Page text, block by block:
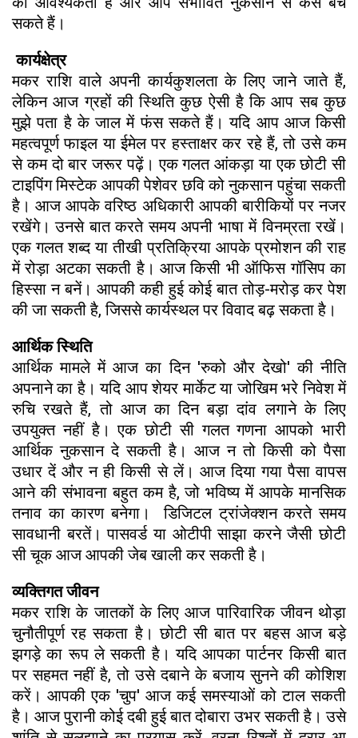
सकते हैं।
कार्यक्षेत्र
मकर राशि वाले अपनी कार्यकुशलता के लिए जाने जाते हैं,
लेकिन आज ग्रहों की स्थिति कुछ ऐसी है कि आप सब कुछ
मुझे पता है के जाल में फंस सकते हैं। यदि आप आज किसी
महत्वपूर्ण फाइल या ईमेल पर हस्ताक्षर कर रहे हैं, तो उसे कम
से कम दो बार जरूर पढ़ें। एक गलत आंकड़ा या एक छोटी सी
टाइपिंग मिस्टेक आपकी पेशेवर छवि को नुकसान पहुंचा सकती
है। आज आपके वरिष्ठ अधिकारी आपकी बारीकियों पर नजर
रखेंगे। उनसे बात करते समय अपनी भाषा में विनम्रता रखें।
एक गलत शब्द या तीखी प्रतिक्रिया आपके प्रमोशन की राह
में रोड़ा अटका सकती है। आज किसी भी ऑफिस गॉसिप का
हिस्सा न बनें। आपकी कही हुई कोई बात तोड़-मरोड़ कर पेश
की जा सकती है, जिससे कार्यस्थल पर विवाद बढ़ सकता है।
आर्थिक स्थिति
आर्थिक मामले में आज का दिन 'रुको और देखो' की नीति
अपनाने का है। यदि आप शेयर मार्केट या जोखिम भरे निवेश में
रुचि रखते हैं, तो आज का दिन बड़ा दांव लगाने के लिए
उपयुक्त नहीं है। एक छोटी सी गलत गणना आपको भारी
आर्थिक नुकसान दे सकती है। आज न तो किसी को पैसा
उधार दें और न ही किसी से लें। आज दिया गया पैसा वापस
आने की संभावना बहुत कम है, जो भविष्य में आपके मानसिक
तनाव का कारण बनेगा। डिजिटल ट्रांजेक्शन करते समय
सावधानी बरतें। पासवर्ड या ओटीपी साझा करने जैसी छोटी
सी चूक आज आपकी जेब खाली कर सकती है।
व्यक्तिगत जीवन
मकर राशि के जातकों के लिए आज पारिवारिक जीवन थोड़ा
चुनौतीपूर्ण रह सकता है। छोटी सी बात पर बहस आज बड़े
झगड़े का रूप ले सकती है। यदि आपका पार्टनर किसी बात
पर सहमत नहीं है, तो उसे दबाने के बजाय सुनने की कोशिश
करें। आपकी एक 'चुप' आज कई समस्याओं को टाल सकती
है। आज पुरानी कोई दबी हुई बात दोबारा उभर सकती है। उसे